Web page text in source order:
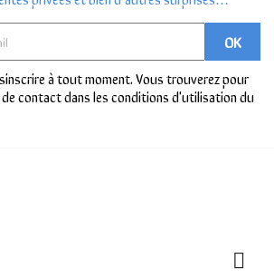
à tout moment. Vous trouverez pour
contact dans les conditions d'utilisation du
